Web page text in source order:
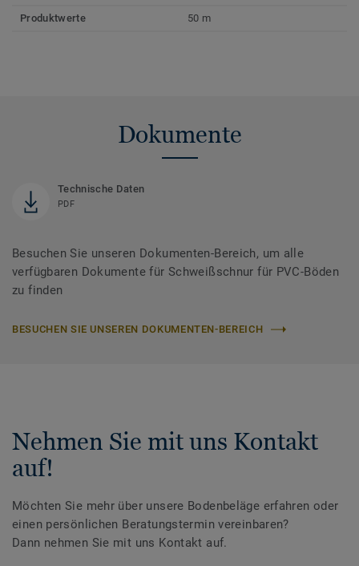
Produktwerte 50 m
Dokumente
Technische Daten
PDF
Besuchen Sie unseren Dokumenten-Bereich, um alle
verfügbaren Dokumente für Schweißschnur für PVC-Böden
zu finden
BESUCHEN SIE UNSEREN DOKUMENTEN-BEREICH
Nehmen Sie mit uns Kontakt
auf!
Möchten Sie mehr über unsere Bodenbeläge erfahren oder
einen persönlichen Beratungstermin vereinbaren?
Dann nehmen Sie mit uns Kontakt auf.